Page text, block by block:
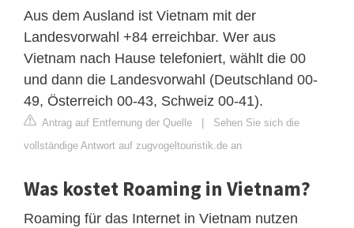
Aus dem Ausland ist Vietnam mit der
Landesvorwahl +84 erreichbar. Wer aus
Vietnam nach Hause telefoniert, wählt die 00
und dann die Landesvorwahl (Deutschland 00-
49, Österreich 00-43, Schweiz 00-41).
Antrag auf Entfernung der Quelle
Sehen Sie sich die
vollständige Antwort auf zugvogeltouristik.de an
Was kostet Roaming in Vietnam?
Roaming für das Internet in Vietnam nutzen